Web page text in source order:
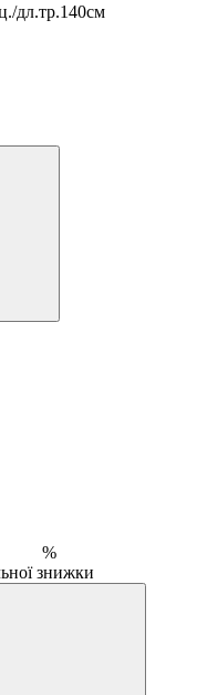
дл.тр.140см
%
знижки